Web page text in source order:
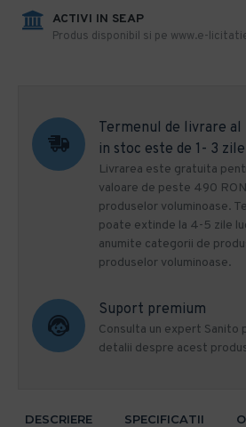
ACTIVI IN SEAP
Produs disponibil si pe www.e-
Termenul de livrare
in stoc este de 1- 3
Livrarea este gratuita
valoare de peste 490
produselor voluminoase.
poate extinde la 4-5 zile
anumite categorii de
produselor voluminoase.
Suport premium
Consulta un expert Sanito
detalii despre acest
DESCRIERE SPECIFICATII